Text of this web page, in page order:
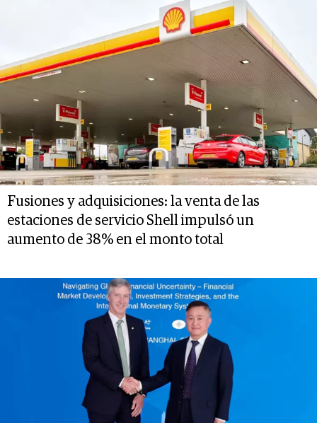
Fusiones y adquisiciones: la venta de las
estaciones de servicio Shell impulsó un
aumento de 38% en el monto total